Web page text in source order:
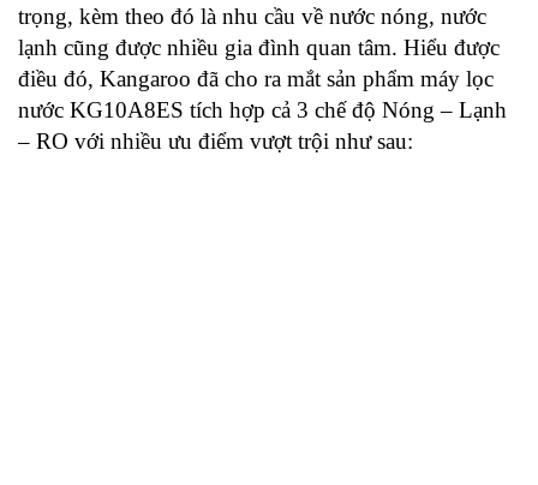
trọng, kèm theo đó là nhu cầu về nước nóng, nước
lạnh cũng được nhiều gia đình quan tâm. Hiểu được
điều đó, Kangaroo đã cho ra mắt sản phẩm máy lọc
nước KG10A8ES tích hợp cả 3 chế độ Nóng – Lạnh
– RO với nhiều ưu điểm vượt trội như sau: